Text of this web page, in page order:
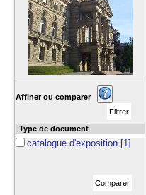
Affiner ou comparer
Type de document
catalogue d'exposition [1]